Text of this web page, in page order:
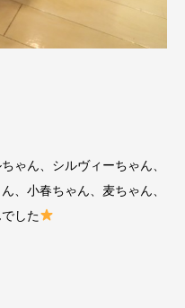
ゃん、シルヴィーちゃん、
、小春ちゃん、麦ちゃん、
した